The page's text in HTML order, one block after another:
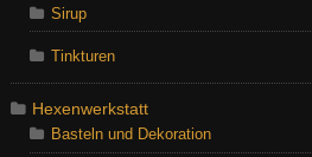
Sirup
Tinkturen
Hexenwerkstatt
Basteln und Dekoration